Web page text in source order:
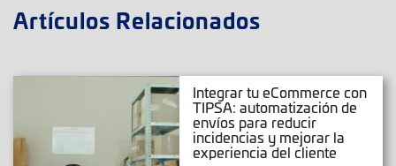
Artículos Relacionados
Integrar tu eCommerce con
TIPSA: automatización de
envíos para reducir
incidencias y mejorar la
experiencia del cliente